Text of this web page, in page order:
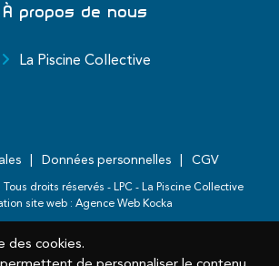
À propos de nous
La Piscine Collective
Données personnelles CGV
Tous droits réservés - LPC - La Piscine Collective
site web : Agence Web Kocka
des cookies.